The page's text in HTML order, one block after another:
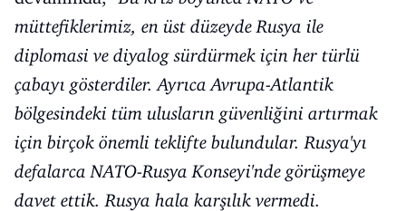
müttefiklerimiz, en üst düzeyde Rusya ile
diplomasi ve diyalog sürdürmek için her türlü
çabayı gösterdiler. Ayrıca Avrupa-Atlantik
bölgesindeki tüm ulusların güvenliğini artırmak
için birçok önemli teklifte bulundular. Rusya'yı
defalarca NATO-Rusya Konseyi'nde görüşmeye
davet ettik. Rusya hala karşılık vermedi.